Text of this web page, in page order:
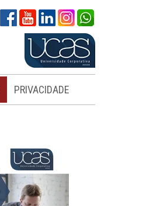
PRIVACIDADE